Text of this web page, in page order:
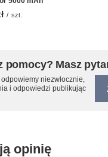
/ szt.
pomocy? Masz
niezwłocznie,
i odpowiedzi publikując
opinię